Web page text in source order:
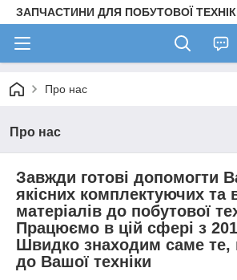
ЗАПЧАСТИНИ ДЛЯ ПОБУТОВОЇ
Про нас
Про нас
Завжди готові допомогти
якісних комплектуючих та
матеріалів до побутової
Працюємо в цій сфері з
Швидко знаходим саме те,
до Вашої техніки